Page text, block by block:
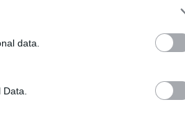
data.